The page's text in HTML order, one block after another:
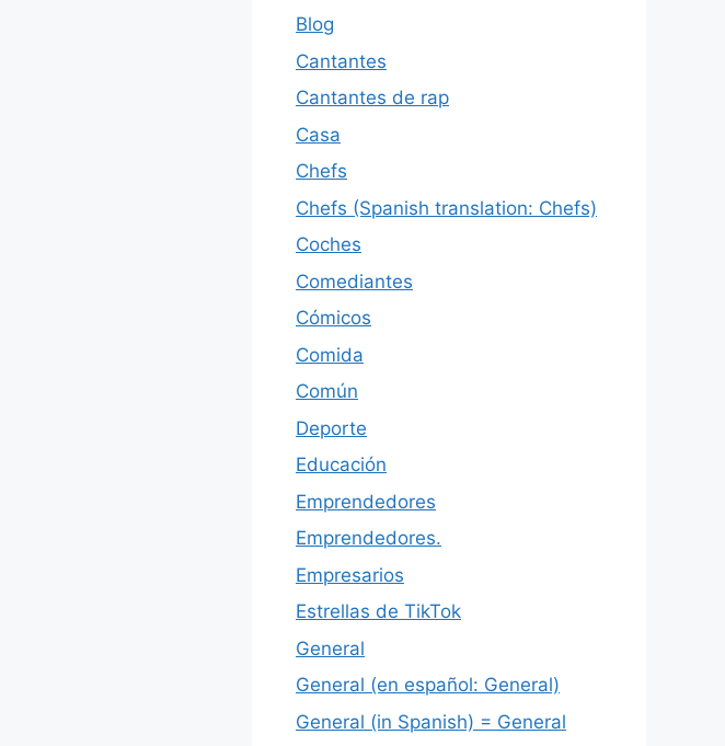
Blog
Cantantes
Cantantes de rap
Casa
Chefs
Chefs (Spanish translation: Chefs)
Coches
Comediantes
Cómicos
Comida
Común
Deporte
Educación
Emprendedores
Emprendedores.
Empresarios
Estrellas de TikTok
General
General (en español: General)
General (in Spanish) = General